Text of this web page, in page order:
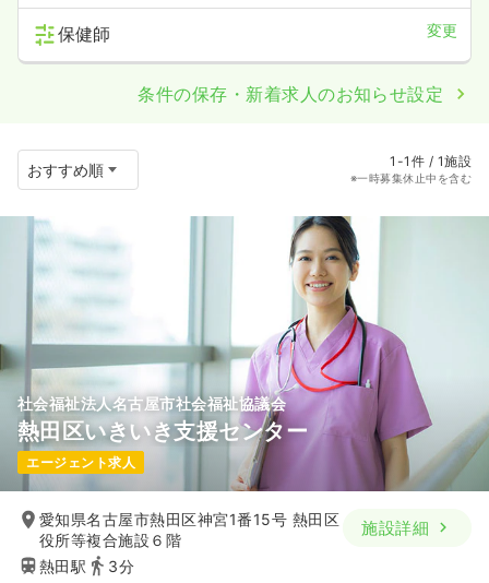
保健師 変更
条件の保存・新着求人のお知らせ設定
1-1件 / 1施設
※一時募集休止中を含む
社会福祉法人名古屋市社会福祉協議会
熱田区いきいき支援センター
エージェント求人
愛知県名古屋市熱田区神宮1番15号 熱田区
役所等複合施設６階
熱田駅
3分
施設詳細